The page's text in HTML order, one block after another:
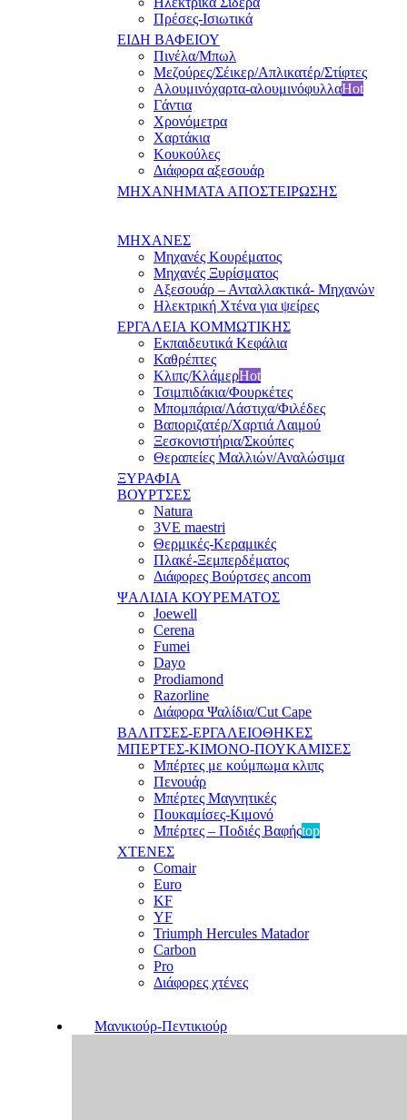
Πρέσες-Ισιωτικά
ΕΙΔΗ ΒΑΦΕΙΟΥ
Πινέλα/Μπωλ
Μεζούρες/Σέικερ/Απλικατέρ/Στίφτες
Αλουμινόχαρτα-αλουμινόφυλλαHot
Γάντια
Χρονόμετρα
Χαρτάκια
Κουκούλες
Διάφορα αξεσουάρ
ΜΗΧΑΝΗΜΑΤΑ ΑΠΟΣΤΕΙΡΩΣΗΣ
ΜΗΧΑΝΕΣ
Μηχανές Κουρέματος
Μηχανές Ξυρίσματος
Αξεσουάρ – Ανταλλακτικά- Μηχανών
Ηλεκτρική Χτένα για ψείρες
ΕΡΓΑΛΕΙΑ ΚΟΜΜΩΤΙΚΗΣ
Εκπαιδευτικά Κεφάλια
Καθρέπτες
Κλιπς/ΚλάμερHot
Τσιμπιδάκια/Φουρκέτες
Μπομπάρια/Λάστιχα/Φιλέδες
Βαποριζατέρ/Χαρτιά Λαιμού
Ξεσκονιστήρια/Σκούπες
Θεραπείες Μαλλιών/Αναλώσιμα
ΞΥΡΑΦΙΑ
ΒΟΥΡΤΣΕΣ
Natura
3VE maestri
Θερμικές-Κεραμικές
Πλακέ-Ξεμπερδέματος
Διάφορες Βούρτσες ancom
ΨΑΛΙΔΙΑ ΚΟΥΡΕΜΑΤΟΣ
Joewell
Cerena
Fumei
Dayo
Prodiamond
Razorline
Διάφορα Ψαλίδια/Cut Cape
ΒΑΛΙΤΣΕΣ-ΕΡΓΑΛΕΙΟΘΗΚΕΣ
ΜΠΕΡΤΕΣ-ΚΙΜΟΝΟ-ΠΟΥΚΑΜΙΣΕΣ
Μπέρτες με κούμπωμα κλιπς
Πενουάρ
Μπέρτες Μαγνητικές
Πουκαμίσες-Κιμονό
Μπέρτες – Ποδιές Βαφήςtop
ΧΤΕΝΕΣ
Comair
Euro
KF
YF
Triumph Hercules Matador
Carbon
Pro
Διάφορες χτένες
Μανικιούρ-Πεντικιούρ